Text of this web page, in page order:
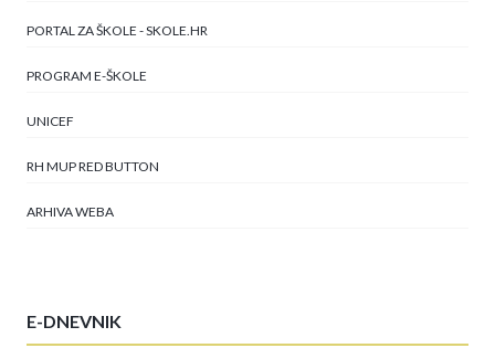
PORTAL ZA ŠKOLE - SKOLE.HR
PROGRAM E-ŠKOLE
UNICEF
RH MUP RED BUTTON
ARHIVA WEBA
E-DNEVNIK